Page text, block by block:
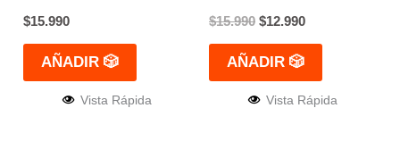
$15.990
AÑADIR 🎲
Vista Rápida
$15.990 $12.990
AÑADIR 🎲
Vista Rápida